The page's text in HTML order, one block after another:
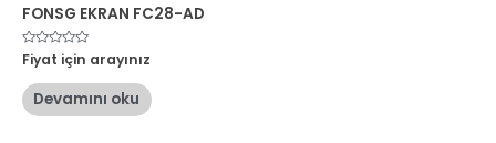
FONSG EKRAN FC28-AD
5
üzerinden
oy
aldı
Fiyat için arayınız
Devamını oku